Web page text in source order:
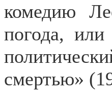
комедию
погода,
смертью»